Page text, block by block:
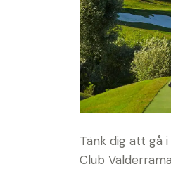
Tänk dig att gå
Club